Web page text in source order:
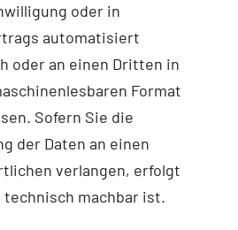
oder in
automatisiert
oder an einen Dritten in
Format
Sofern Sie die
der Daten an einen
verlangen, erfolgt
machbar ist.